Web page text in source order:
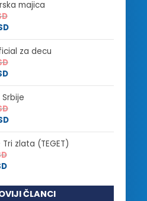
majica
za decu
zlata (TEGET)
ČLANCI